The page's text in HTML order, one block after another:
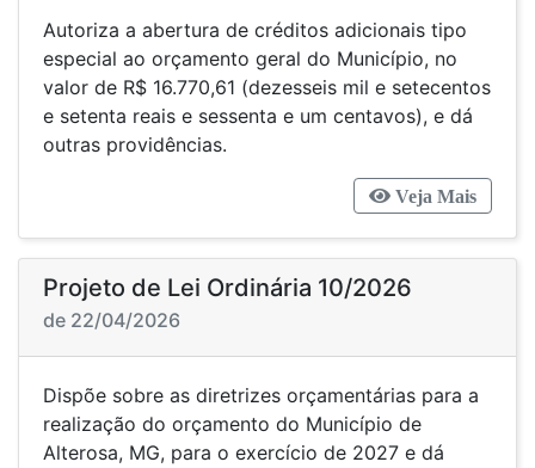
Autoriza a abertura de créditos adicionais tipo
especial ao orçamento geral do Município, no
valor de R$ 16.770,61 (dezesseis mil e setecentos
e setenta reais e sessenta e um centavos), e dá
outras providências.
Veja Mais
Projeto de Lei Ordinária 10/2026
de 22/04/2026
Dispõe sobre as diretrizes orçamentárias para a
realização do orçamento do Município de
Alterosa, MG, para o exercício de 2027 e dá